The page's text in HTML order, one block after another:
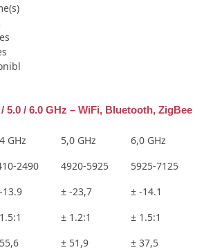
5.0 / 6.0 GHz – WiFi, Bluetooth, ZigBee
GHz 5,0 GHz 6,0 GHz
2490 4920-5925 5925-7125
13.9 ± -23,7 ± -14.1
± 1.2:1 ± 1.5:1
± 51,9 ± 37,5